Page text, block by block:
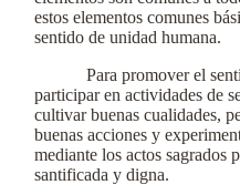
estos elementos comunes
sentido de unidad humana.
Para promover el
participar en actividades de
cultivar buenas cualidades,
buenas acciones y
mediante los actos sagrados
santificada y digna.